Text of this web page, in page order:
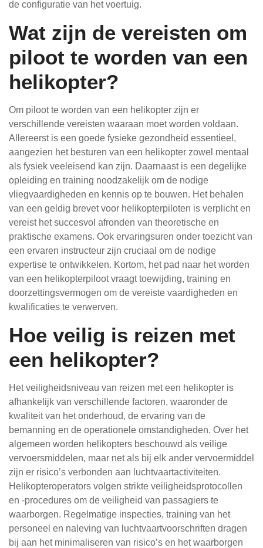
de configuratie van het voertuig.
Wat zijn de vereisten om
piloot te worden van een
helikopter?
Om piloot te worden van een helikopter zijn er
verschillende vereisten waaraan moet worden voldaan.
Allereerst is een goede fysieke gezondheid essentieel,
aangezien het besturen van een helikopter zowel mentaal
als fysiek veeleisend kan zijn. Daarnaast is een degelijke
opleiding en training noodzakelijk om de nodige
vliegvaardigheden en kennis op te bouwen. Het behalen
van een geldig brevet voor helikopterpiloten is verplicht en
vereist het succesvol afronden van theoretische en
praktische examens. Ook ervaringsuren onder toezicht van
een ervaren instructeur zijn cruciaal om de nodige
expertise te ontwikkelen. Kortom, het pad naar het worden
van een helikopterpiloot vraagt toewijding, training en
doorzettingsvermogen om de vereiste vaardigheden en
kwalificaties te verwerven.
Hoe veilig is reizen met
een helikopter?
Het veiligheidsniveau van reizen met een helikopter is
afhankelijk van verschillende factoren, waaronder de
kwaliteit van het onderhoud, de ervaring van de
bemanning en de operationele omstandigheden. Over het
algemeen worden helikopters beschouwd als veilige
vervoersmiddelen, maar net als bij elk ander vervoermiddel
zijn er risico’s verbonden aan luchtvaartactiviteiten.
Helikopteroperators volgen strikte veiligheidsprotocollen
en -procedures om de veiligheid van passagiers te
waarborgen. Regelmatige inspecties, training van het
personeel en naleving van luchtvaartvoorschriften dragen
bij aan het minimaliseren van risico’s en het waarborgen